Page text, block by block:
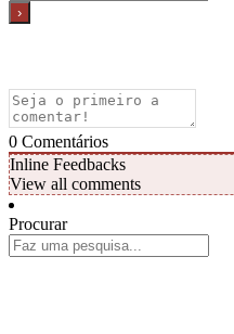
0 Comentários
Inline Feedbacks
View all comments
Procurar